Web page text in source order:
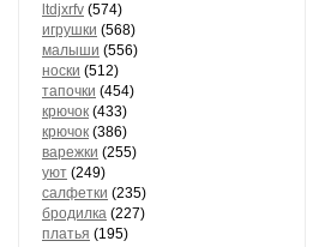
ltdjxrfv (574)
игрушки (568)
малыши (556)
носки (512)
тапочки (454)
крючок (433)
крючок (386)
варежки (255)
уют (249)
салфетки (235)
бродилка (227)
платья (195)